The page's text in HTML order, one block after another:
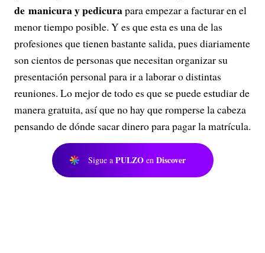
de manicura y pedicurapara empezar a facturar en el
menor tiempo posible. Y es que esta es una de las
profesiones que tienen bastante salida, pues diariamente
son cientos de personas que necesitan organizar su
presentación personal para ir a laborar o distintas
reuniones. Lo mejor de todo es que se puede estudiar de
manera gratuita, así que no hay que romperse la cabeza
pensando de dónde sacar dinero para pagar la matrícula.
Sigue a PULZO en Discover